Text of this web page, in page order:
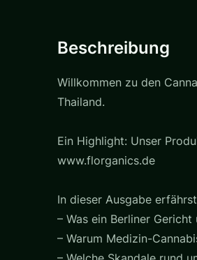
Beschreibung
Willkommen zu den
Thailand.
Ein Highlight: Unser
www.florganics.de
In dieser Ausgabe
– Was ein Berliner
– Warum Medizin-